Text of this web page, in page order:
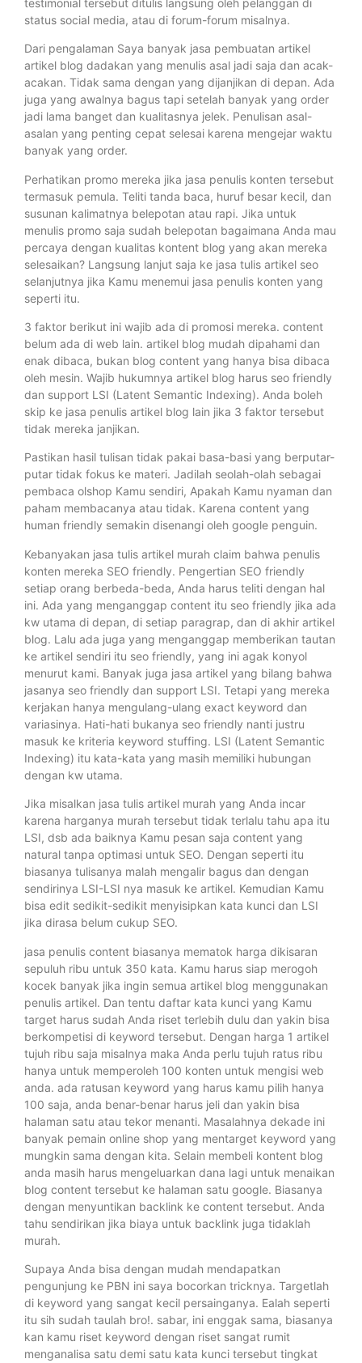
status social media, atau di forum-forum misalnya.
Dari pengalaman Saya banyak jasa pembuatan artikel
artikel blog dadakan yang menulis asal jadi saja dan acak-
acakan. Tidak sama dengan yang dijanjikan di depan. Ada
juga yang awalnya bagus tapi setelah banyak yang order
jadi lama banget dan kualitasnya jelek. Penulisan asal-
asalan yang penting cepat selesai karena mengejar waktu
banyak yang order.
Perhatikan promo mereka jika jasa penulis konten tersebut
termasuk pemula. Teliti tanda baca, huruf besar kecil, dan
susunan kalimatnya belepotan atau rapi. Jika untuk
menulis promo saja sudah belepotan bagaimana Anda mau
percaya dengan kualitas kontent blog yang akan mereka
selesaikan? Langsung lanjut saja ke jasa tulis artikel seo
selanjutnya jika Kamu menemui jasa penulis konten yang
seperti itu.
3 faktor berikut ini wajib ada di promosi mereka. content
belum ada di web lain. artikel blog mudah dipahami dan
enak dibaca, bukan blog content yang hanya bisa dibaca
oleh mesin. Wajib hukumnya artikel blog harus seo friendly
dan support LSI (Latent Semantic Indexing). Anda boleh
skip ke jasa penulis artikel blog lain jika 3 faktor tersebut
tidak mereka janjikan.
Pastikan hasil tulisan tidak pakai basa-basi yang berputar-
putar tidak fokus ke materi. Jadilah seolah-olah sebagai
pembaca olshop Kamu sendiri, Apakah Kamu nyaman dan
paham membacanya atau tidak. Karena content yang
human friendly semakin disenangi oleh google penguin.
Kebanyakan jasa tulis artikel murah claim bahwa penulis
konten mereka SEO friendly. Pengertian SEO friendly
setiap orang berbeda-beda, Anda harus teliti dengan hal
ini. Ada yang menganggap content itu seo friendly jika ada
kw utama di depan, di setiap paragrap, dan di akhir artikel
blog. Lalu ada juga yang menganggap memberikan tautan
ke artikel sendiri itu seo friendly, yang ini agak konyol
menurut kami. Banyak juga jasa artikel yang bilang bahwa
jasanya seo friendly dan support LSI. Tetapi yang mereka
kerjakan hanya mengulang-ulang exact keyword dan
variasinya. Hati-hati bukanya seo friendly nanti justru
masuk ke kriteria keyword stuffing. LSI (Latent Semantic
Indexing) itu kata-kata yang masih memiliki hubungan
dengan kw utama.
Jika misalkan jasa tulis artikel murah yang Anda incar
karena harganya murah tersebut tidak terlalu tahu apa itu
LSI, dsb ada baiknya Kamu pesan saja content yang
natural tanpa optimasi untuk SEO. Dengan seperti itu
biasanya tulisanya malah mengalir bagus dan dengan
sendirinya LSI-LSI nya masuk ke artikel. Kemudian Kamu
bisa edit sedikit-sedikit menyisipkan kata kunci dan LSI
jika dirasa belum cukup SEO.
jasa penulis content biasanya mematok harga dikisaran
sepuluh ribu untuk 350 kata. Kamu harus siap merogoh
kocek banyak jika ingin semua artikel blog menggunakan
penulis artikel. Dan tentu daftar kata kunci yang Kamu
target harus sudah Anda riset terlebih dulu dan yakin bisa
berkompetisi di keyword tersebut. Dengan harga 1 artikel
tujuh ribu saja misalnya maka Anda perlu tujuh ratus ribu
hanya untuk memperoleh 100 konten untuk mengisi web
anda. ada ratusan keyword yang harus kamu pilih hanya
100 saja, anda benar-benar harus jeli dan yakin bisa
halaman satu atau tekor menanti. Masalahnya dekade ini
banyak pemain online shop yang mentarget keyword yang
mungkin sama dengan kita. Selain membeli kontent blog
anda masih harus mengeluarkan dana lagi untuk menaikan
blog content tersebut ke halaman satu google. Biasanya
dengan menyuntikan backlink ke content tersebut. Anda
tahu sendirikan jika biaya untuk backlink juga tidaklah
murah.
Supaya Anda bisa dengan mudah mendapatkan
pengunjung ke PBN ini saya bocorkan tricknya. Targetlah
di keyword yang sangat kecil persainganya. Ealah seperti
itu sih sudah taulah bro!. sabar, ini enggak sama, biasanya
kan kamu riset keyword dengan riset sangat rumit
menganalisa satu demi satu kata kunci tersebut tingkat